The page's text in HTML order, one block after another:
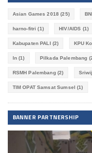
Asian Games 2018 (25)
harno-fitri (1) HIV/AIDS (1)
Kabupaten PALI (2) KPU
ln (1) Pilkada Palembang
RSMH Palembang(2)
TIM OPAT Samsat Sumsel (1)
BANNER PARTNERSHIP